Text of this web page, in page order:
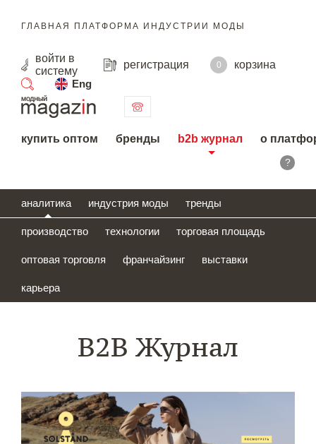
ГЛАВНАЯ ПЛАТФОРМА ИНДУСТРИИ МОДЫ
войти в
систему
регистрация 0
корзина
Eng
поиск
купить оптом бренды b2b журнал о
?
аналитика индустрия моды тренды
производство технологии торговая площадь
оптовая торговля франчайзинг выставки
карьера
B2B Журнал